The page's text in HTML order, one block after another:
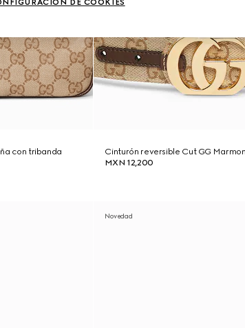
con tribanda
Cinturón reversible Cut GG
MXN 12,200
Novedad
DE COOKIES